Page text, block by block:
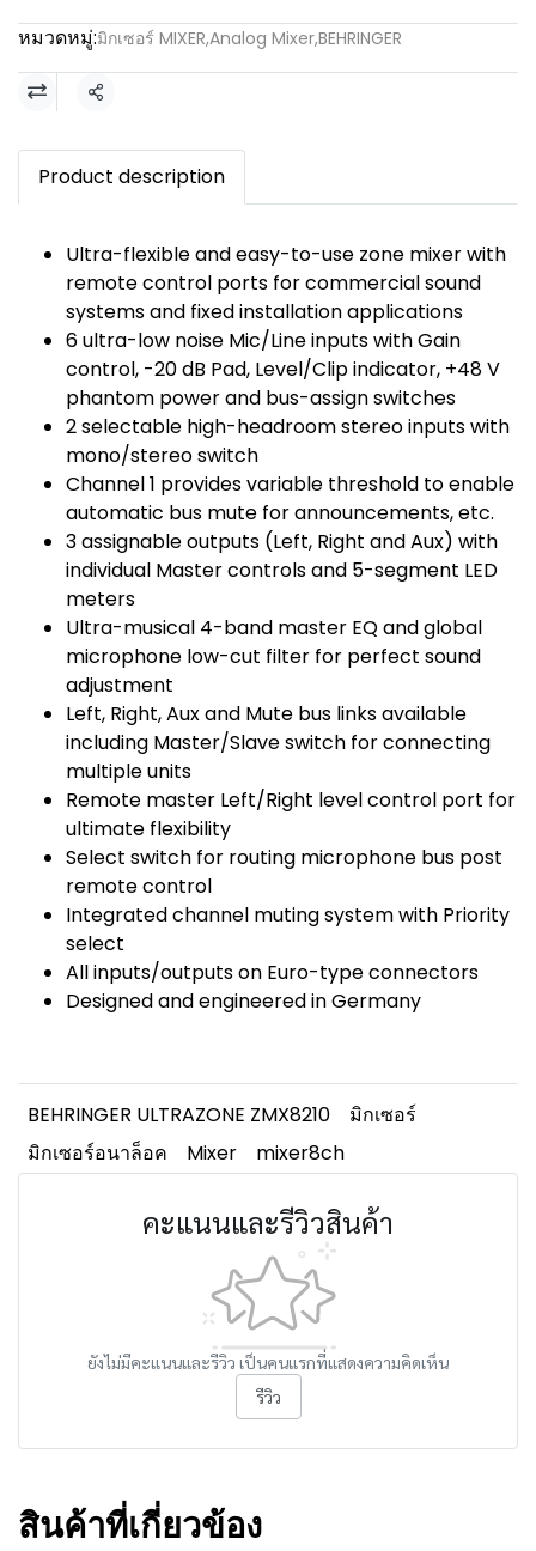
หมวดหมู่:มิกเซอร์ MIXER,Analog Mixer,BEHRINGER
แชร์
Product description
Ultra-flexible and easy-to-use zone mixer with
remote control ports for commercial sound
systems and fixed installation applications
6 ultra-low noise Mic/Line inputs with Gain
control, -20 dB Pad, Level/Clip indicator, +48 V
phantom power and bus-assign switches
2 selectable high-headroom stereo inputs with
mono/stereo switch
Channel 1 provides variable threshold to enable
automatic bus mute for announcements, etc.
3 assignable outputs (Left, Right and Aux) with
individual Master controls and 5-segment LED
meters
Ultra-musical 4-band master EQ and global
microphone low-cut filter for perfect sound
adjustment
Left, Right, Aux and Mute bus links available
including Master/Slave switch for connecting
multiple units
Remote master Left/Right level control port for
ultimate flexibility
Select switch for routing microphone bus post
remote control
Integrated channel muting system with Priority
select
All inputs/outputs on Euro-type connectors
Designed and engineered in Germany
BEHRINGER ULTRAZONE ZMX8210
มิกเซอร์
มิกเซอร์อนาล็อค
Mixer mixer8ch
คะแนนและรีวิวสินค้า
ยังไม่มีคะแนนและรีวิว เป็นคนแรกที่แสดงความคิดเห็น
รีวิว
สินค้าที่เกี่ยวข้อง